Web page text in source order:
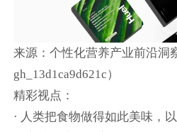
来源：个性化营养产业前沿洞
gh_13d1ca9d621c）
精彩视点：
· 人类把食物做得如此美味，